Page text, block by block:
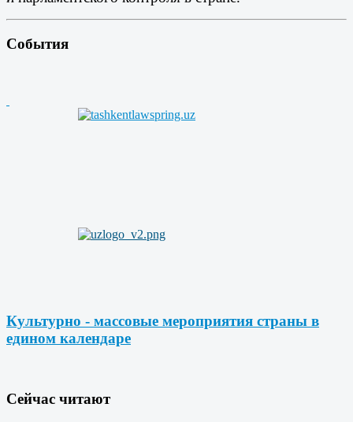
События
Культурно - массовые мероприятия страны в
едином календаре
Cейчас читают